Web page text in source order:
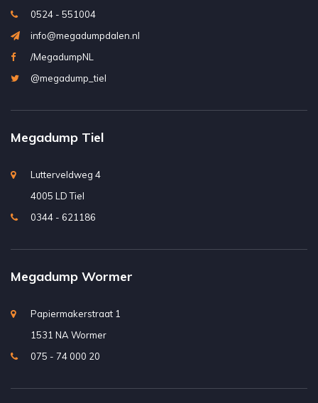
0524 - 551004
info@megadumpdalen.nl
/MegadumpNL
@megadump_tiel
Megadump Tiel
Lutterveldweg 4
4005 LD Tiel
0344 - 621186
Megadump Wormer
Papiermakerstraat 1
1531 NA Wormer
075 - 74 000 20